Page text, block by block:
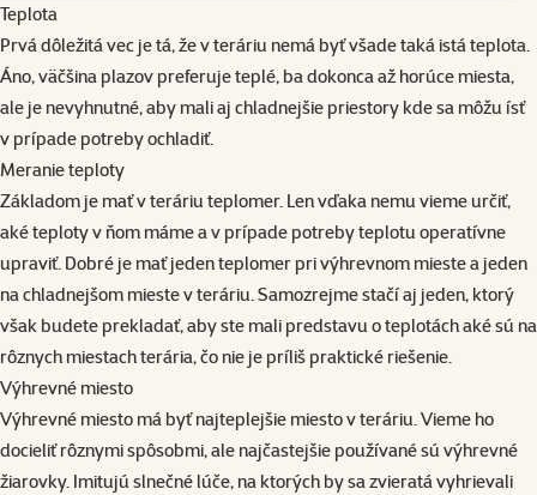
Teplota
Prvá dôležitá vec je tá, že v teráriu nemá byť všade taká istá teplota.
Áno, väčšina plazov preferuje teplé, ba dokonca až horúce miesta,
ale je nevyhnutné, aby mali aj chladnejšie priestory kde sa môžu ísť
v prípade potreby ochladiť.
Meranie teploty
Základom je mať v teráriu teplomer. Len vďaka nemu vieme určiť,
aké teploty v ňom máme a v prípade potreby teplotu operatívne
upraviť. Dobré je mať jeden teplomer pri výhrevnom mieste a jeden
na chladnejšom mieste v teráriu. Samozrejme stačí aj jeden, ktorý
však budete prekladať, aby ste mali predstavu o teplotách aké sú na
rôznych miestach terária, čo nie je príliš praktické riešenie.
Výhrevné miesto
Výhrevné miesto má byť najteplejšie miesto v teráriu. Vieme ho
docieliť rôznymi spôsobmi, ale najčastejšie používané sú výhrevné
žiarovky. Imitujú slnečné lúče, na ktorých by sa zvieratá vyhrievali